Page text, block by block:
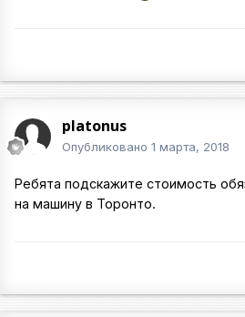
platonus
Опубликовано 1 марта, 2018
Ребята подскажите стоимость
на машину в Торонто.